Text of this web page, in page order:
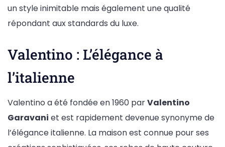
un style inimitable mais également une qualité
répondant aux standards du luxe.
Valentino : L’élégance à
l’italienne
Valentino a été fondée en 1960 parValentino
Garavani et est rapidement devenue synonyme de
l’élégance italienne. La maison est connue pour ses